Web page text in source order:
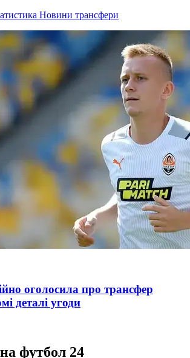
Новини трансфери
оголосила про трансфер
деталі угоди
футбол 24